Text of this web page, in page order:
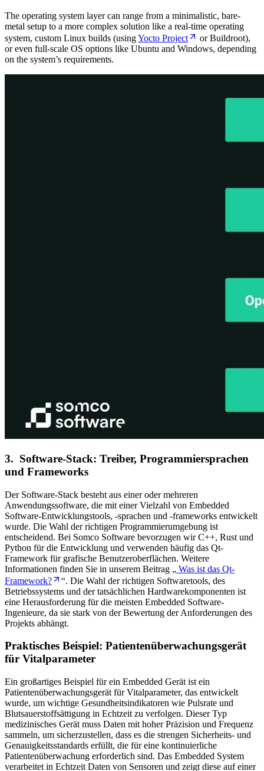
The operating system layer can range from a minimalistic, bare-
metal setup to a more complex solution like a real-time operating
system, custom Linux builds (usingYocto Project
or Buildroot),
or even full-scale OS options like Ubuntu and Windows, depending
on the system’s requirements.
3. Software-Stack: Treiber, Programmiersprachen
und Frameworks
Der Software-Stack besteht aus einer oder mehreren
Anwendungssoftware, die mit einer Vielzahl von Embedded
Software-Entwicklungstools, -sprachen und -frameworks entwickelt
wurde. Die Wahl der richtigen Programmierumgebung ist
entscheidend. Bei Somco Software bevorzugen wir C++, Rust und
Python für die Entwicklung und verwenden häufig das Qt-
Framework für grafische Benutzeroberflächen. Weitere
Informationen finden Sie in unserem Beitrag „ Was ist das Qt-
Framework?
“. Die Wahl der richtigen Softwaretools, des
Betriebssystems und der tatsächlichen Hardwarekomponenten ist
eine Herausforderung für die meisten Embedded Software-
Ingenieure, da sie stark von der Bewertung der Anforderungen des
Projekts abhängt.
Praktisches Beispiel: Patientenüberwachungsgerät
für Vitalparameter
Ein großartiges Beispiel für ein Embedded Gerät ist ein
Patientenüberwachungsgerät für Vitalparameter, das entwickelt
wurde, um wichtige Gesundheitsindikatoren wie Pulsrate und
Blutsauerstoffsättigung in Echtzeit zu verfolgen. Dieser Typ
medizinisches Gerät muss Daten mit hoher Präzision und Frequenz
sammeln, um sicherzustellen, dass es die strengen Sicherheits- und
Genauigkeitsstandards erfüllt, die für eine kontinuierliche
Patientenüberwachung erforderlich sind. Das Embedded System
verarbeitet in Echtzeit Daten von Sensoren und zeigt diese auf einer